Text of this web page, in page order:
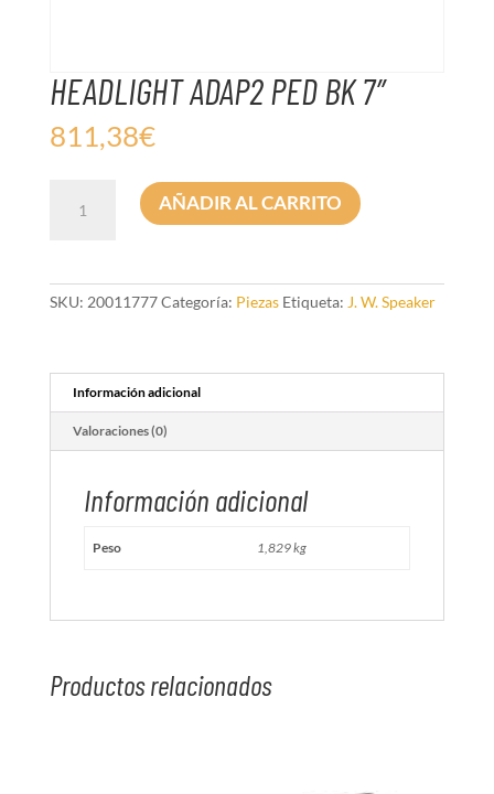
HEADLIGHT ADAP2 PED BK 7″
811,38€
ADAP2
cantidad
AÑADIR AL CARRITO
SKU: 20011777Categoría: Piezas Etiqueta: J. W. Speaker
Información adicional
Valoraciones (0)
Información adicional
Peso 1,829 kg
Productos relacionados